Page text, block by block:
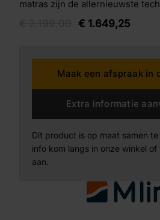
matras zijn de allernieuwste
slaapgebied verwerkt. De basis
7-zones pocketvering, voor
kunt bewegen tijdens je slaap
elastisch schuim in de
zich exact naar je lichaam.
ervaart een betere nachtrust
verschuiven zit aan de
antislip laag. Basis van
ondersteunt je lichaam op alle
een optimale drukverdeling
€ 1.649,25
Maak een afspraak in
Extra informatie
Dit product is op maat samen te
info kom langs in onze winkel
aan.